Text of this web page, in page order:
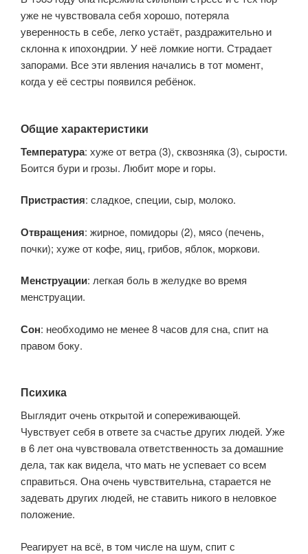
уже не чувствовала себя хорошо, потеряла
уверенность в себе, легко устаёт, раздражительно и
склонна к ипохондрии. У неё ломкие ногти. Страдает
запорами. Все эти явления начались в тот момент,
когда у её сестры появился ребёнок.
Общие характеристики
Температура: хуже от ветра (3), сквозняка (3), сырости.
Боится бури и грозы. Любит море и горы.
Пристрастия: сладкое, специи, сыр, молоко.
Отвращения: жирное, помидоры (2), мясо (печень,
почки); хуже от кофе, яиц, грибов, яблок, моркови.
Менструации: легкая боль в желудке во время
менструации.
Сон: необходимо не менее 8 часов для сна, спит на
правом боку.
Психика
Выглядит очень открытой и сопереживающей.
Чувствует себя в ответе за счастье других людей. Уже
в 6 лет она чувствовала ответственность за домашние
дела, так как видела, что мать не успевает со всем
справиться. Она очень чувствительна, старается не
задевать других людей, не ставить никого в неловкое
положение.
Реагирует на всё, в том числе на шум, спит с